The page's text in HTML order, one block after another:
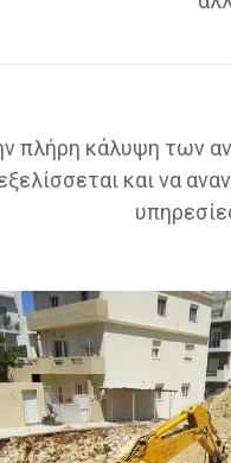
πλήρη κάλυψη των
και να